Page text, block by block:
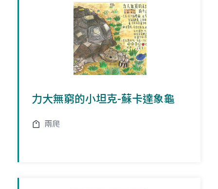
力大無窮的小坦克-蘇卡達象龜
兩爬